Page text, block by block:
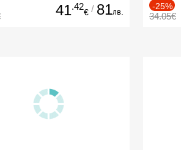
41.42
€ / 81лв.
-25%
34.05€